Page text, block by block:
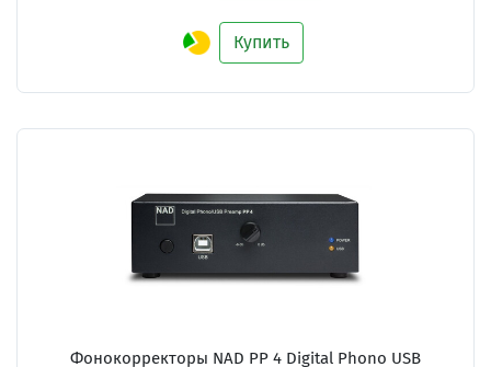
Купить
Фонокорректоры NAD PP 4 Digital Phono USB